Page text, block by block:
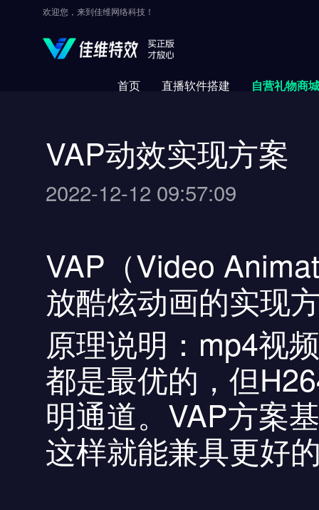
欢迎您，来到佳维网络科技！
首页 直播软件搭建 自营礼物商城
VAP动效实现方案
2022-12-12 09:57:09
VAP（Video
放酷炫动画的实现
原理说明：mp4视
都是最优的，但
明通道。VAP方案
这样就能兼具更好